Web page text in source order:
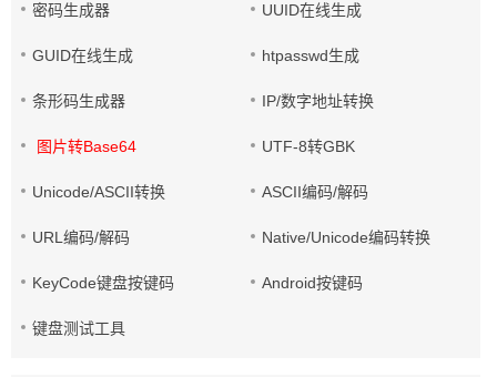
密码生成器 UUID在线生成
GUID在线生成 htpasswd生成
条形码生成器 IP/数字地址转换
图片转Base64 UTF-8转GBK
Unicode/ASCII转换 ASCII编码/解码
URL编码/解码 Native/Unicode编码转换
KeyCode键盘按键码 Android按键码
键盘测试工具